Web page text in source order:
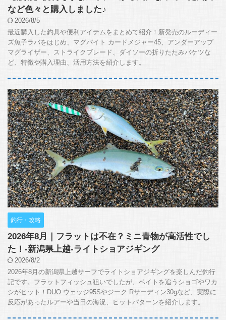
など色々と購入しました♪
2026/8/5
最近購入した釣具や便利アイテムをまとめて紹介！新発売のルーディー
ズ魚子ラバをはじめ、マグバイト カードメジャー45、アンダーアップ
マグライザー、ストライクブレード、ダイソーの折りたたみバケツな
ど、特徴や購入理由、活用方法を紹介します。
釣行・攻略
2026年8月｜フラットは不在？ミニ青物が高活性でし
た！-新潟県上越-ライトショアジギング
2026/8/2
2026年8月の新潟県上越サーフでライトショアジギングを楽しんだ釣行
記です。フラットフィッシュ狙いでしたが、ベイトを追うショゴやワカ
シがヒット！DUO ウェッジ95Sやジーク Rサーディン30gなど、実際に
反応があったルアーや当日の海況、ヒットパターンを紹介します。